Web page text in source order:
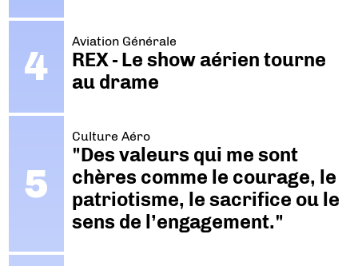
Aviation Générale
REX - Le show aérien tourne
au drame
Culture Aéro
"Des valeurs qui me sont
chères comme le courage, le
patriotisme, le sacrifice ou le
sens de l’engagement."